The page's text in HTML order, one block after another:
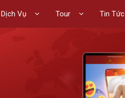
Dịch Vụ Tour Tin Tức